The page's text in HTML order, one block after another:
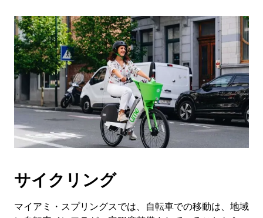
サイクリング
マイアミ・スプリングスでは、自転車での移動は、地域